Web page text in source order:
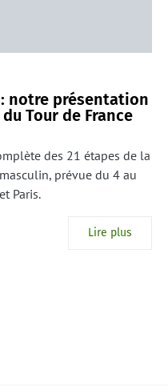
notre présentation
Tour de France
des 21 étapes de la
prévue du 4 au
Paris.
Lire plus